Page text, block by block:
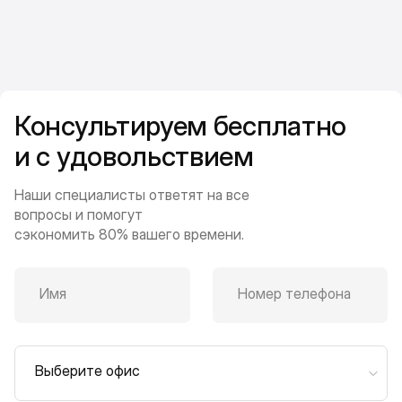
Консультируем бесплатно
и с удовольствием
Наши специалисты ответят на все
вопросы и помогут
сэкономить 80% вашего времени.
Имя Номер телефона
Выберите офис